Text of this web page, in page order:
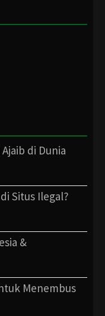
di Dunia
Situs Ilegal?
&
Menembus